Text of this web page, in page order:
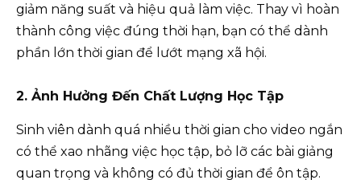
giảm năng suất và hiệu quả làm việc. Thay vì hoàn
thành công việc đúng thời hạn, bạn có thể dành
phần lớn thời gian để lướt mạng xã hội.
2. Ảnh Hưởng Đến Chất Lượng Học Tập
Sinh viên dành quá nhiều thời gian cho video ngắn
có thể xao nhãng việc học tập, bỏ lỡ các bài giảng
quan trọng và không có đủ thời gian để ôn tập.